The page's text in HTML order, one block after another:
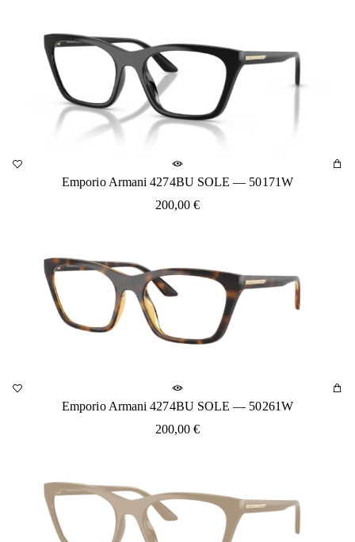
Emporio Armani 4274BU SOLE — 50171W
200,00€
Emporio Armani 4274BU SOLE — 50261W
200,00€